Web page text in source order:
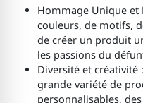
Hommage Unique et
couleurs, de motifs,
de créer un produit
les passions du
Diversité et
grande variété de
personnalisables,